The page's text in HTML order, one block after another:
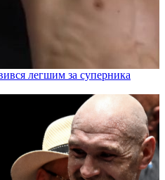
легшим за суперника